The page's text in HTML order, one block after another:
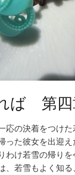
ば 第四
応の決着をつけ
った彼女を出迎
わけ若雪の帰り
、若雪もよく知る